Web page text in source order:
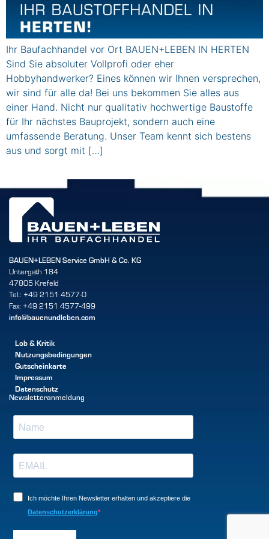
Ihr Baufachhandel vor Ort BAUEN+LEBEN IN HERTEN
Sind Sie absoluter Vollprofi oder eher
Hobbyhandwerker? Eines können wir Ihnen versprechen,
wir sind für alle da! Bei uns bekommen Sie alles aus
einer Hand. Nicht nur qualitativ hochwertige Baustoffe
für Ihr nächstes Bauprojekt, sondern auch eine
umfassende Beratung. Unser Team kennt sich bestens
aus und sorgt mit […]
BAUEN+LEBEN Service GmbH & Co. KG
Untergath 184
47805 Krefeld
Tel.: +49 2151 4577-0
Fax: +49 2151 4577-499
info@bauenundleben.com
Lob & Kritik
Nutzungsbedingungen
Gutscheinkarte
Impressum
Datenschutz
Newsletteranmeldung
Ich möchte Ihren Newsletter erhalten und akzeptiere die
Datenschutzerklärung